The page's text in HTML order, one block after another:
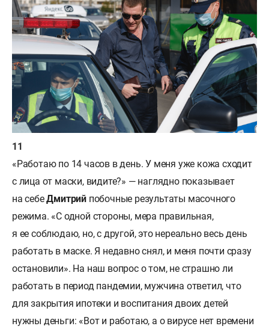
«Работаю по 14 часов в день. У меня уже кожа сходит
с лица от маски, видите?» — наглядно показывает
на себеДмитрий побочные результаты масочного
режима. «С одной стороны, мера правильная,
я ее соблюдаю, но, с другой, это нереально весь день
работать в маске. Я недавно снял, и меня почти сразу
остановили». На наш вопрос о том, не страшно ли
работать в период пандемии, мужчина ответил, что
для закрытия ипотеки и воспитания двоих детей
нужны деньги: «Вот и работаю, а о вирусе нет времени